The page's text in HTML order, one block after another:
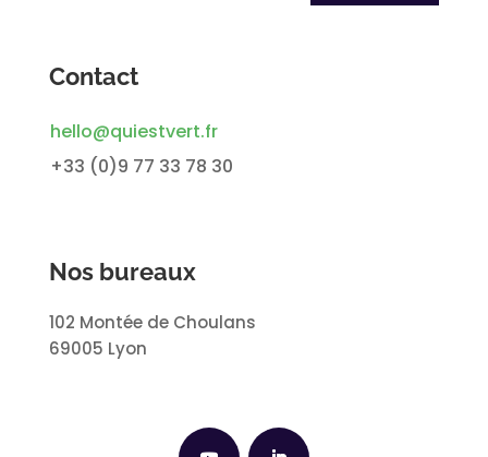
Contact
hello@quiestvert.fr
+33 (0)9 77 33 78 30
Nos bureaux
102 Montée de Choulans
69005 Lyon